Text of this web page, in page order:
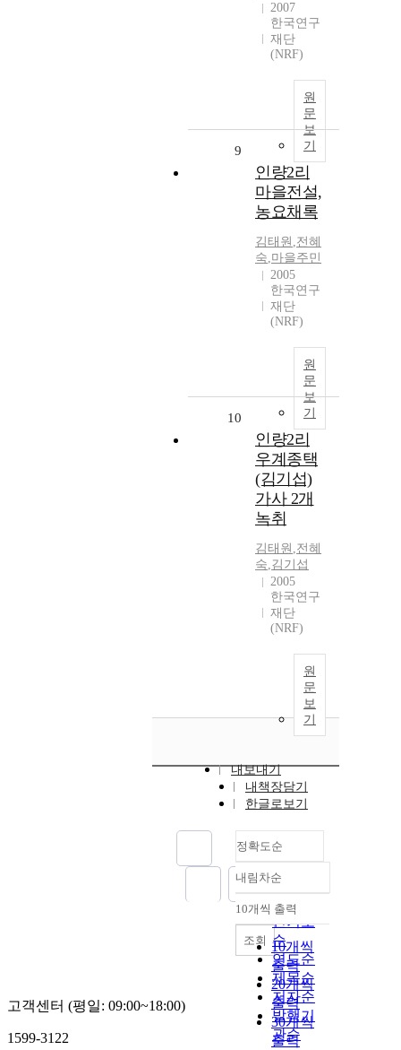
2007
한국연구
재단
(NRF)
원
문
보
기
9
인량2리
마을전설,
농요채록
김태원 ,전혜
숙,마을주민
2005
한국연구
재단
(NRF)
원
문
보
기
10
인량2리
우계종택
(김기섭)
가사 2개
녹취
김태원 ,전혜
숙,김기섭
2005
한국연구
재단
(NRF)
원
문
보
기
내보내기
내책장담기
한글로보기
정확도순
정확도
순
인기도
순
연도순
제목순
저자순
발행기
관순
내림차순
내림차순
10개씩 출력
10개씩
출력
20개씩
출력
30개씩
출력
조회
고객센터 (평일: 09:00~18:00)
1599-3122